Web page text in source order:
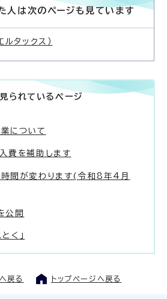
人は次のページも見ています
タックス）
られているページ
について
費を補助します
間が変わります(令和8年4月
公開
く」
戻る トップページへ戻る